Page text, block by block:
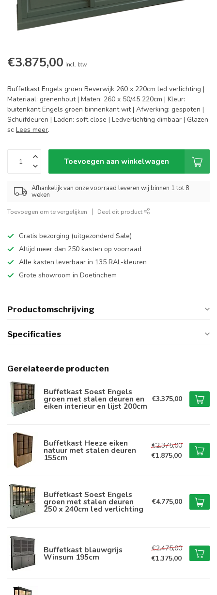
€3.875,00 Incl. btw
Buffetkast Engels groen Beverwijk 260 x 220cm led verlichting |
Materiaal: grenenhout | Maten: 260 x 50/45 220cm | Kleur:
buitenkant Engels groen binnenkant wit | Afwerking: gespoten |
Schuifdeuren | Laden: soft close | Ledverlichting dimbaar | Glazen
sc Lees meer.
Toevoegen aan winkelwagen
Afhankelijk van onze voorraad leveren wij binnen 1 tot 8
weken
Toevoegen om te vergelijken Deel dit product
Gratis bezorging (uitgezonderd Sale)
Altijd meer dan 250 kasten op voorraad
Alle kasten leverbaar in 135 RAL-kleuren
Grote showroom in Doetinchem
Productomschrijving
Specificaties
Gerelateerde producten
Buffetkast Soest Engels
groen met stalen deuren en
eiken interieur en lijst 200cm
€3.375,00
Buffetkast Heeze eiken
natuur met stalen deuren
155cm
€2.375,00
€1.875,00
Buffetkast Soest Engels
groen met stalen deuren
250 x 240cm led verlichting
€4.775,00
Buffetkast blauwgrijs
Winsum 195cm
€2.475,00
€1.375,00